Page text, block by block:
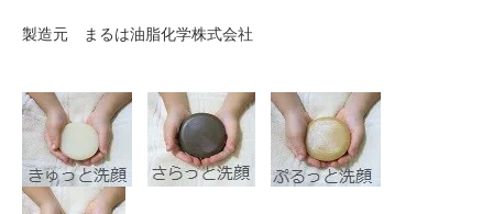
製造元 まるは油脂化学株式会社